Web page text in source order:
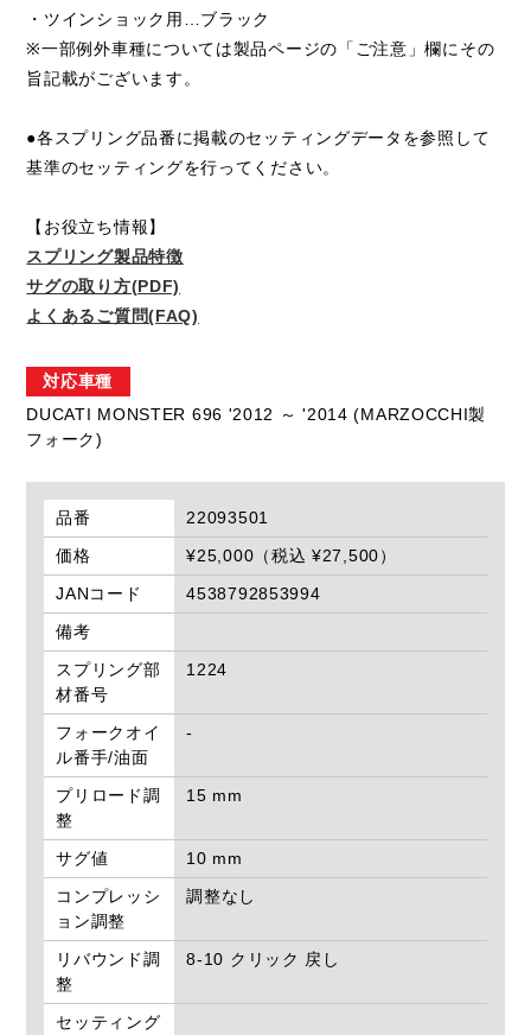
・ツインショック用…ブラック
※一部例外車種については製品ページの「ご注意」欄にその
旨記載がございます。
●各スプリング品番に掲載のセッティングデータを参照して
基準のセッティングを行ってください。
【お役立ち情報】
スプリング製品特徴
サグの取り方(PDF)
よくあるご質問(FAQ)
対応車種
DUCATI MONSTER 696 '2012 ～ '2014 (MARZOCCHI製
フォーク)
品番
22093501
価格
¥25,000（税込 ¥27,500）
JANコード
4538792853994
備考
スプリング部
材番号
1224
フォークオイ
ル番手/油面
-
プリロード調
整
15 mm
サグ値
10 mm
コンプレッシ
ョン調整
調整なし
リバウンド調
整
8-10 クリック 戻し
セッティング